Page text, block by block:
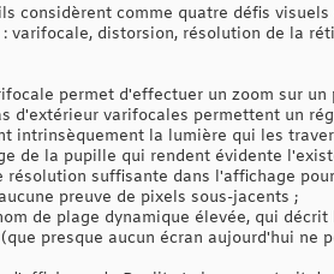
considèrent comme quatre défis
varifocale, distorsion, résolution de la
permet d'effectuer un zoom sur
d'extérieur varifocales permettent un
intrinsèquement la lumière qui les
de la pupille qui rendent évidente
suffisante dans l'affichage
preuve de pixels sous-jacents ;
de plage dynamique élevée, qui
presque aucun écran aujourd'hui ne